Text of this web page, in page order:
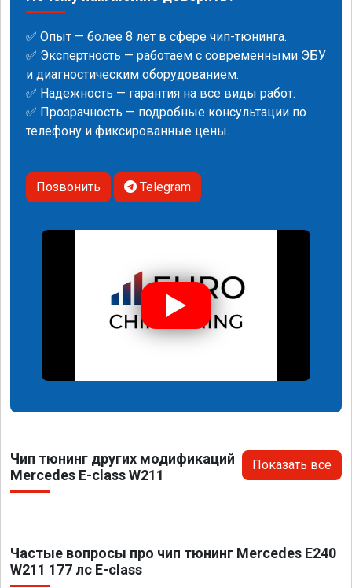
✅ Опыт — более 8 лет в сфере чип-тюнинга.
✅ Экспертность — работаем с современными ЭБУ
и диагностическим оборудованием.
✅ Надежность — гарантия на все виды работ.
✅ Прозрачность — подробные консультации по
телефону и фиксированные цены.
Позвонить Telegram
Чип тюнинг других модификаций
Mercedes E-class W211
Показать все
Частые вопросы про чип тюнинг Mercedes E240
W211 177 лс E-class